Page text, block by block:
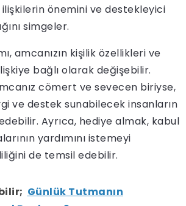
önemini ve destekleyici
simgeler.
amcanızın kişilik özellikleri ve
bağlı olarak değişebilir.
cömert ve sevecen biriyse,
ve destek sunabilecek insanların
Ayrıca, hediye almak, kabul
yardımını istemeyi
de temsil edebilir.
Günlük Tutmanın